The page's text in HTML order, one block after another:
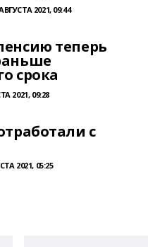
2021, 09:44
теперь
срока
2021, 09:28
с
2021, 05:25